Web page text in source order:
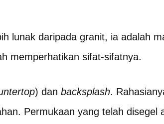
lunak daripada granit, ia adalah
memperhatikan sifat-sifatnya.
) dan backsplash.
Permukaan yang telah disegel